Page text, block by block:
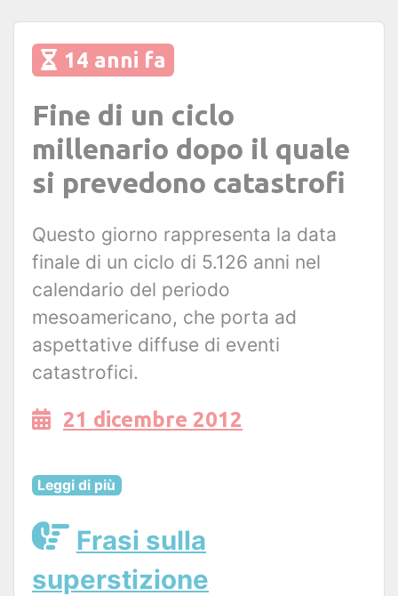
14 anni fa
Fine di un ciclo
millenario dopo il quale
si prevedono catastrofi
Questo giorno rappresenta la data
finale di un ciclo di 5.126 anni nel
calendario del periodo
mesoamericano, che porta ad
aspettative diffuse di eventi
catastrofici.
21 dicembre 2012
Leggi di più
Frasi sulla
superstizione